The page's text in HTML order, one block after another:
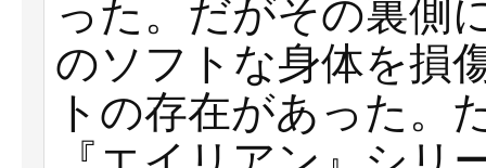
った。だがその裏側
のソフトな身体を損
トの存在があった。